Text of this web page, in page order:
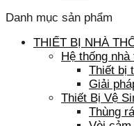
Danh mục sản phẩm
THIẾT BỊ NHÀ
Hệ thống
Thiết bị
Giải
Thiết Bị Vệ
Thùng